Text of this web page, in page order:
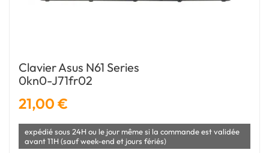
Clavier Asus N61 Series
0kn0-J71fr02
21,00 €
expédié sous 24H ou le jour même si la commande est validée
avant 11H (sauf week-end et jours fériés)